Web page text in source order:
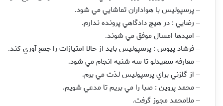
– پرسپوليس با هواداران تماشايي مي شود.
– رضايي : در هيچ دادگاهي پرونده ندارم.
– اميدها امسال موفق مي شوند.
– فرشاد پيوس : پرسپوليس بايد از حالا امتيازات را جمع آوري كند.
– معارفه سعيدلو تا سه شنبه انجام مي شود.
– از گلزني براي پرسپوليس لذت مي برم.
– محمد پروين : صبا را مي بريم تا مدعي شويم.
– ملامحمد مجوز گرفت.